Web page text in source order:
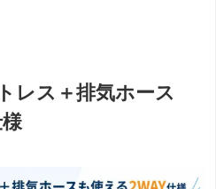
レス＋排気ホース